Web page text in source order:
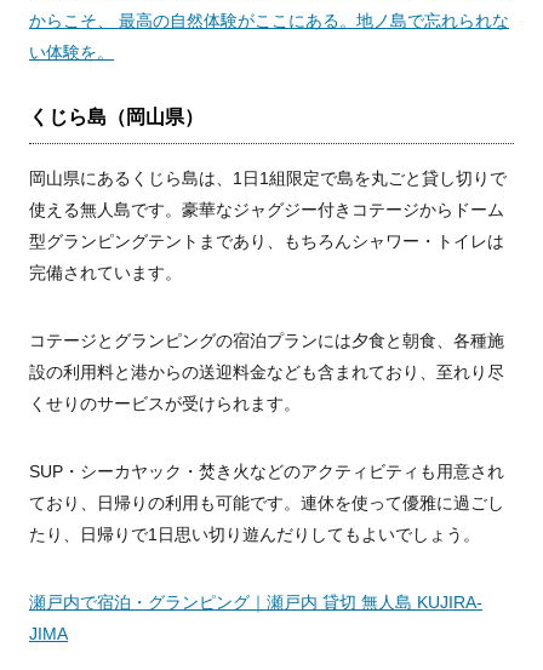
からこそ、 最高の自然体験がここにある。地ノ島で忘れられな
い体験を。
くじら島（岡山県）
岡山県にあるくじら島は、1日1組限定で島を丸ごと貸し切りで
使える無人島です。豪華なジャグジー付きコテージからドーム
型グランピングテントまであり、もちろんシャワー・トイレは
完備されています。
コテージとグランピングの宿泊プランには夕食と朝食、各種施
設の利用料と港からの送迎料金なども含まれており、至れり尽
くせりのサービスが受けられます。
SUP・シーカヤック・焚き火などのアクティビティも用意され
ており、日帰りの利用も可能です。連休を使って優雅に過ごし
たり、日帰りで1日思い切り遊んだりしてもよいでしょう。
瀬戸内で宿泊・グランピング｜瀬戸内 貸切 無人島 KUJIRA-
JIMA